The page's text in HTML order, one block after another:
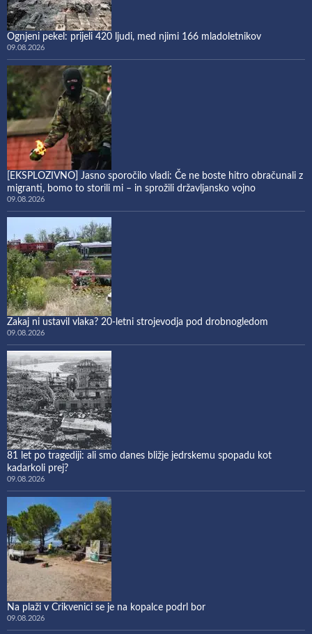
Ognjeni pekel: prijeli 420 ljudi, med njimi 166 mladoletnikov
09.08.2026
[EKSPLOZIVNO] Jasno sporočilo vladi: Če ne boste hitro obračunali z
migranti, bomo to storili mi – in sprožili državljansko vojno
09.08.2026
Zakaj ni ustavil vlaka? 20-letni strojevodja pod drobnogledom
09.08.2026
81 let po tragediji: ali smo danes bližje jedrskemu spopadu kot
kadarkoli prej?
09.08.2026
Na plaži v Crikvenici se je na kopalce podrl bor
09.08.2026